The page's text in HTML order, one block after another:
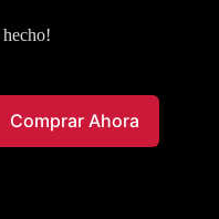
hecho!
Comprar Ahora